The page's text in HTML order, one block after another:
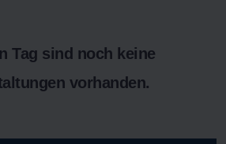
Tag sind noch keine
vorhanden.